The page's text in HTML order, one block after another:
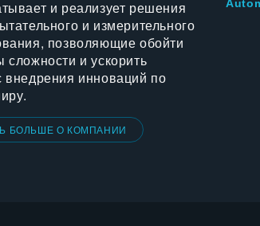
и реализует решения
и измерительного
позволяющие обойти
сложности и ускорить
внедрения инноваций по
БОЛЬШЕ О КОМПАНИИ